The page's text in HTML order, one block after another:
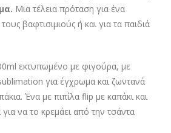
Μια τέλεια πρόταση για ένα
βαφτισιμιούς ή και για τα παιδιά
εκτυπωμένο με φιγούρα, με
για έγχρωμα και ζωντανά
Ένα με πιπίλα flip με καπάκι και
να το κρεμάει από την τσάντα